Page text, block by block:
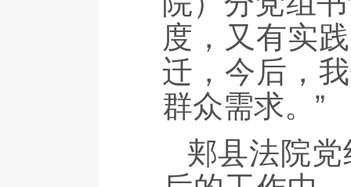
度，又有实
迁，今后，
群众需求。”
郏县法院